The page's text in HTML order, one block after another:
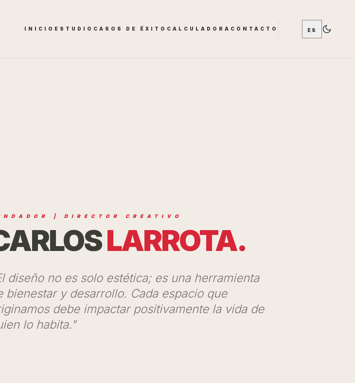
INICIO ESTUDIO CASOS DE ÉXITO CALCULADORA CONTACTO ES
| DIRECTOR CREATIVO
LARROTA.
diseño no es solo estética; es una herramienta
bienestar y desarrollo. Cada espacio que
debe impactar positivamente la vida de
lo habita."